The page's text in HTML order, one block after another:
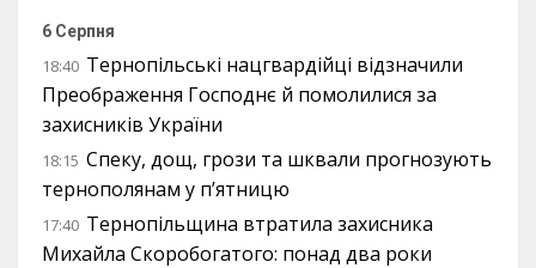
6 Серпня
18:40 Тернопільські нацгвардійці відзначили
Преображення Господнє й помолилися за
захисників України
18:15 Спеку, дощ, грози та шквали прогнозують
тернополянам у п’ятницю
17:40 Тернопільщина втратила захисника
Михайла Скоробогатого: понад два роки